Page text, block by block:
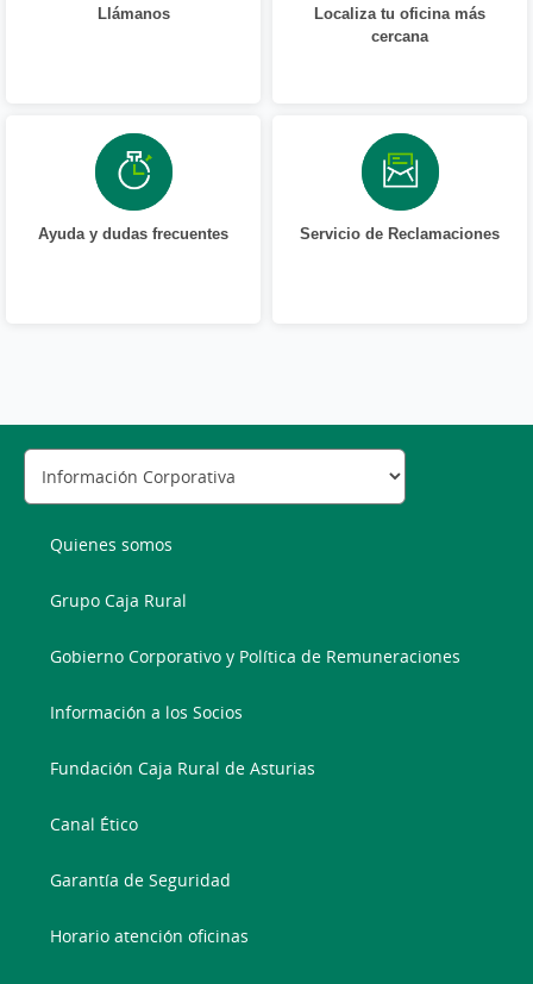
Llámanos
Localiza tu oficina más
cercana
Ayuda y dudas frecuentes Servicio de Reclamaciones
Quienes somos
Grupo Caja Rural
Gobierno Corporativo y Política de Remuneraciones
Información a los Socios
Fundación Caja Rural de Asturias
Canal Ético
Garantía de Seguridad
Horario atención oficinas